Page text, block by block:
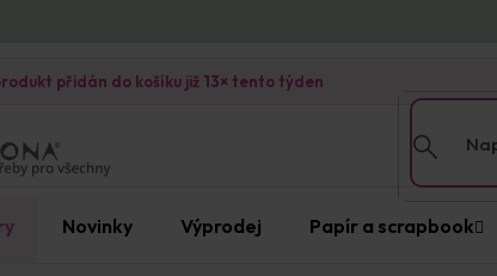
přidán do košíku již 13× tento týden
Novinky Výprodej Papír a scrapbook